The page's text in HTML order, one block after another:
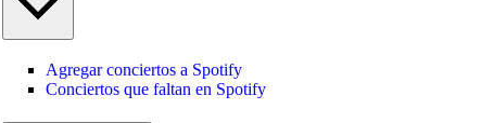
Agregar conciertos a Spotify
Conciertos que faltan en Spotify